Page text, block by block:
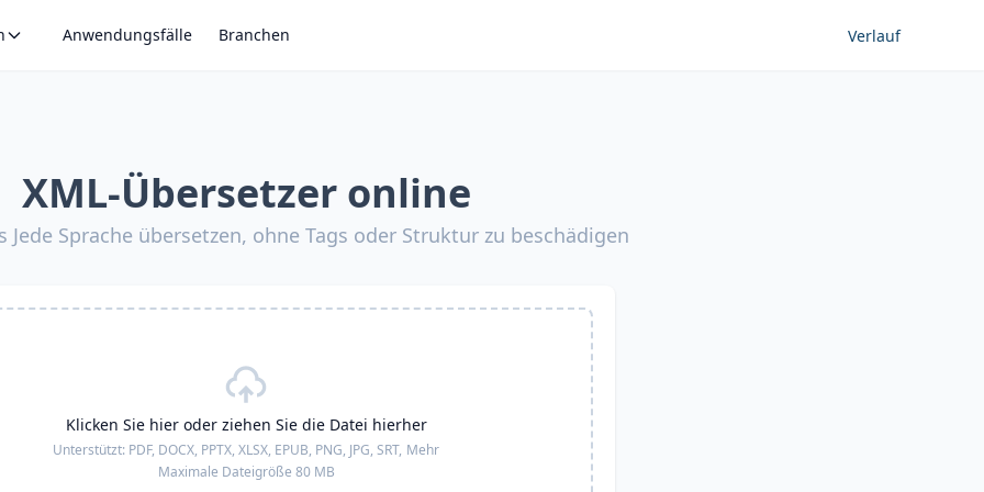
Anwendungsfälle Branchen Verlauf
XML-Übersetzer online
Jede Sprache übersetzen, ohne Tags oder Struktur zu beschädigen
Klicken Sie hier oder ziehen Sie die Datei hierher
Unterstützt: PDF, DOCX, PPTX, XLSX, EPUB, PNG, JPG, SRT, Mehr
Maximale Dateigröße 80 MB